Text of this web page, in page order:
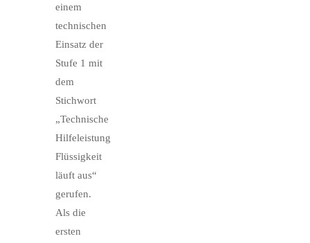
einem
technischen
Einsatz der
Stufe 1 mit
dem
Stichwort
„Technische
Hilfeleistung
Flüssigkeit
läuft aus“
gerufen.
Als die
ersten